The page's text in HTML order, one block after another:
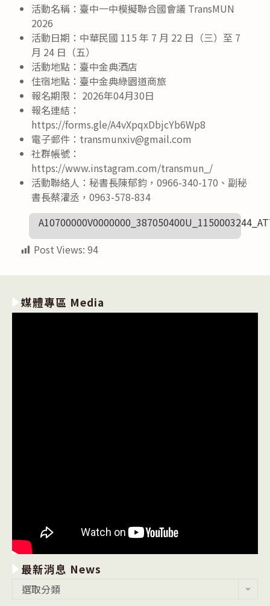
活動名稱：臺中一中模擬聯合國會議 TransMUN
2026
活動日期：中華民國 115 年 7 月 22 日（三）至 7
月 24 日（五）
活動地點：臺中金典酒店
住宿地點：臺中金典綠園道商旅
報名期限： 2026年04月30日
報名連結：
https://forms.gle/A4vXpqxDbjcYb6Wp8
電子郵件：transmunxiv@gmail.com
社群帳號：
https://www.instagram.com/transmun_/
活動聯絡人：秘書長陳郁鈞，0966-340-170、副秘
書長蔡濯丞，0963-578-834
Post Views: 94
媒體專區 Media
最新消息 News
選取分類